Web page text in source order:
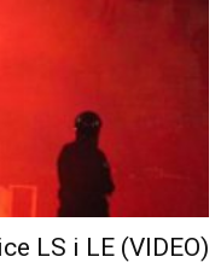
LS i LE (VIDEO)